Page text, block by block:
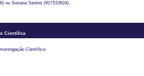
ou Susana Santos (917533824).
Científica
Científica